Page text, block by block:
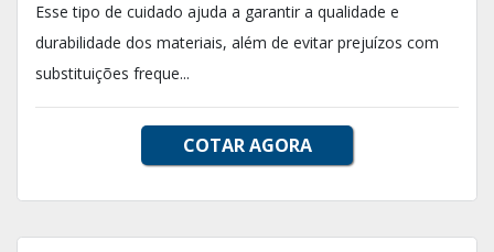
Esse tipo de cuidado ajuda a garantir a qualidade e
durabilidade dos materiais, além de evitar prejuízos com
substituições freque...
COTAR AGORA